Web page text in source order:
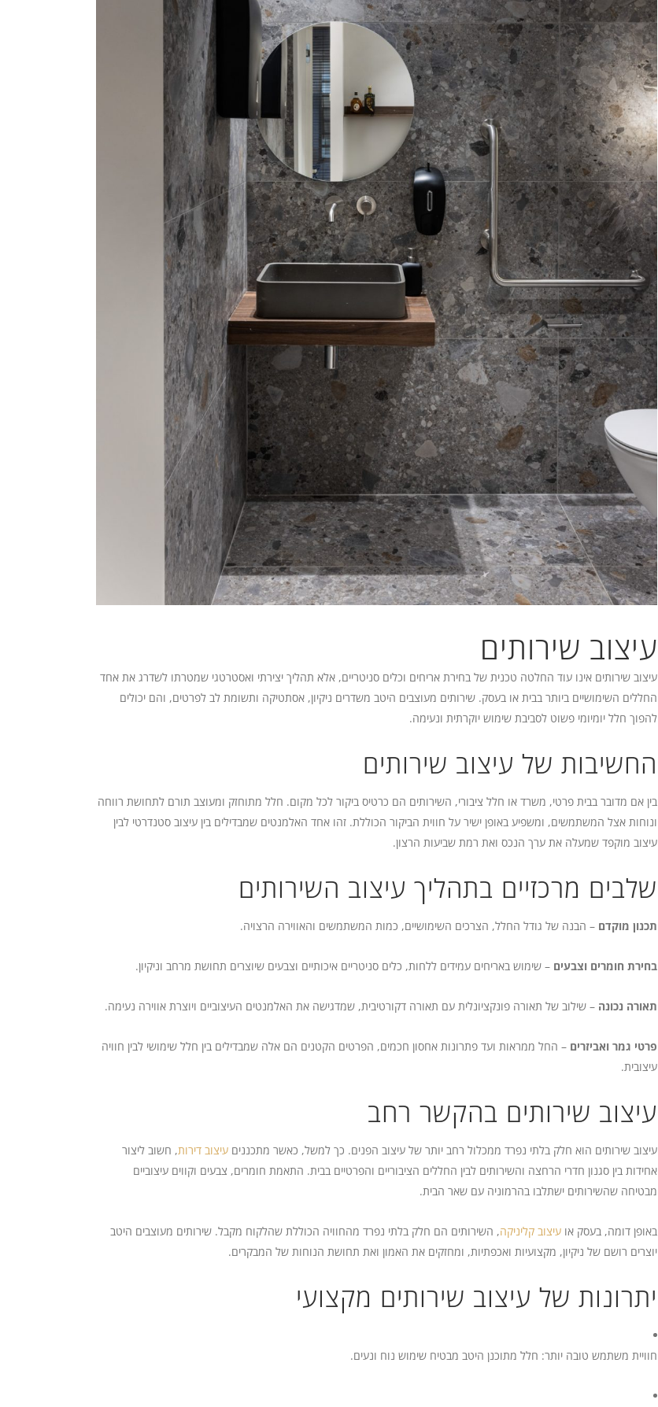
עיצוב שירותים
עיצוב שירותים אינו עוד החלטה טכנית של בחירת אריחים וכלים סניטריים, אלא תהליך יצירתי ואסטרטגי שמטרתו לשדרג את אחד
החללים השימושיים ביותר בבית או בעסק. שירותים מעוצבים היטב משדרים ניקיון, אסתטיקה ותשומת לב לפרטים, והם יכולים
להפוך חלל יומיומי פשוט לסביבת שימוש יוקרתית ונעימה.
החשיבות של עיצוב שירותים
בין אם מדובר בבית פרטי, משרד או חלל ציבורי, השירותים הם כרטיס ביקור לכל מקום. חלל מתוחזק ומעוצב תורם לתחושת רווחה
ונוחות אצל המשתמשים, ומשפיע באופן ישיר על חווית הביקור הכוללת. זהו אחד האלמנטים שמבדילים בין עיצוב סטנדרטי לבין
עיצוב מוקפד שמעלה את ערך הנכס ואת רמת שביעות הרצון.
שלבים מרכזיים בתהליך עיצוב השירותים
תכנון מוקדם – הבנה של גודל החלל, הצרכים השימושיים, כמות המשתמשים והאווירה הרצויה.
בחירת חומרים וצבעים – שימוש באריחים עמידים ללחות, כלים סניטריים איכותיים וצבעים שיוצרים תחושת מרחב וניקיון.
תאורה נכונה – שילוב של תאורה פונקציונלית עם תאורה דקורטיבית, שמדגישה את האלמנטים העיצוביים ויוצרת אווירה נעימה.
פרטי גמר ואביזרים – החל ממראות ועד פתרונות אחסון חכמים, הפרטים הקטנים הם אלה שמבדילים בין חלל שימושי לבין חוויה
עיצובית.
עיצוב שירותים בהקשר רחב
עיצוב שירותים הוא חלק בלתי נפרד ממכלול רחב יותר של עיצוב הפנים. כך למשל, כאשר מתכננים עיצוב דירות, חשוב ליצור
אחידות בין סגנון חדרי הרחצה והשירותים לבין החללים הציבוריים והפרטיים בבית. התאמת חומרים, צבעים וקווים עיצוביים
מבטיחה שהשירותים ישתלבו בהרמוניה עם שאר הבית.
באופן דומה, בעסק או עיצוב קליניקה, השירותים הם חלק בלתי נפרד מהחוויה הכוללת שהלקוח מקבל. שירותים מעוצבים היטב
יוצרים רושם של ניקיון, מקצועיות ואכפתיות, ומחזקים את האמון ואת תחושת הנוחות של המבקרים.
יתרונות של עיצוב שירותים מקצועי
חוויית משתמש טובה יותר: חלל מתוכנן היטב מבטיח שימוש נוח ונעים.